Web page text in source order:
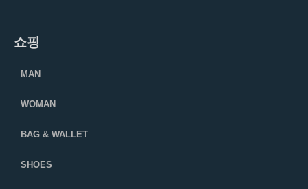
쇼핑
MAN
WOMAN
BAG & WALLET
SHOES